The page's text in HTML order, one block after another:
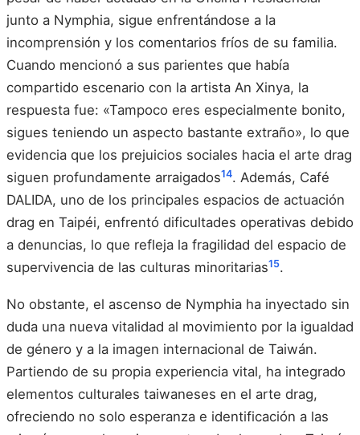
junto a Nymphia, sigue enfrentándose a la
incomprensión y los comentarios fríos de su familia.
Cuando mencionó a sus parientes que había
compartido escenario con la artista An Xinya, la
respuesta fue: «Tampoco eres especialmente bonito,
sigues teniendo un aspecto bastante extraño», lo que
evidencia que los prejuicios sociales hacia el arte drag
siguen profundamente arraigados14. Además, Café
DALIDA, uno de los principales espacios de actuación
drag en Taipéi, enfrentó dificultades operativas debido
a denuncias, lo que refleja la fragilidad del espacio de
supervivencia de las culturas minoritarias15.
No obstante, el ascenso de Nymphia ha inyectado sin
duda una nueva vitalidad al movimiento por la igualdad
de género y a la imagen internacional de Taiwán.
Partiendo de su propia experiencia vital, ha integrado
elementos culturales taiwaneses en el arte drag,
ofreciendo no solo esperanza e identificación a las